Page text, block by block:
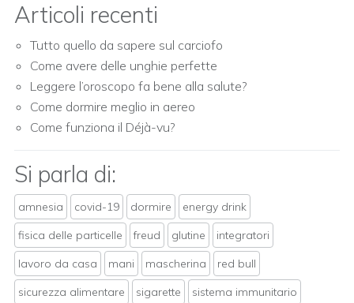
Articoli recenti
Tutto quello da sapere sul carciofo
Come avere delle unghie perfette
Leggere l’oroscopo fa bene alla salute?
Come dormire meglio in aereo
Come funziona il Déjà-vu?
Si parla di:
amnesia covid-19 dormire
energy drink
fisica delle particelle
freud glutine
integratori
lavoro da casa
mani mascherina
red bull
sicurezza alimentare
sigarette sistema immunitario